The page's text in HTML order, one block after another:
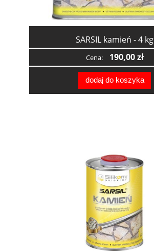
SARSIL kamień - 4 kg
Cena: 190,00 zł
dodaj do koszyka